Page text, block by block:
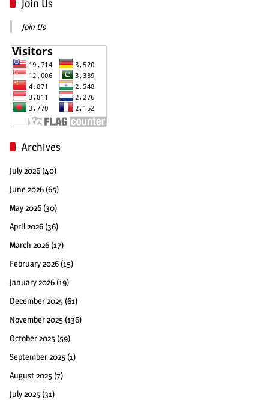
Join Us
Join Us
Archives
July 2026 (40)
June 2026 (65)
May 2026 (30)
April 2026 (36)
March 2026 (17)
February 2026 (15)
January 2026 (19)
December 2025 (61)
November 2025 (136)
October 2025 (59)
September 2025 (1)
August 2025 (7)
July 2025 (31)